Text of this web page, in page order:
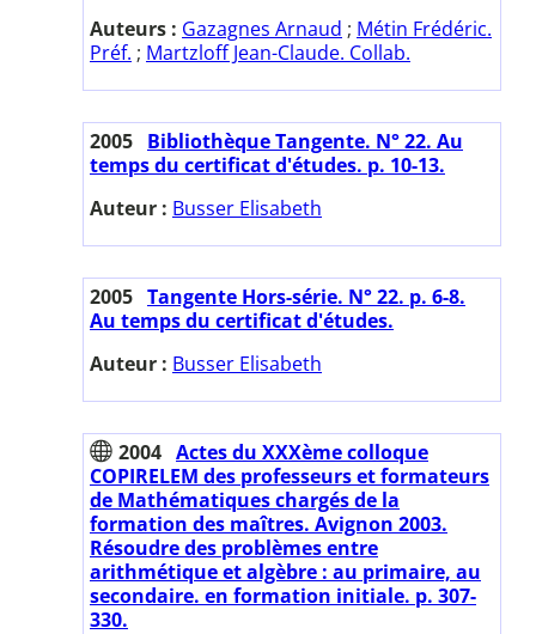
Auteurs : Gazagnes Arnaud ; Métin Frédéric.
Préf. ; Martzloff Jean-Claude. Collab.
2005 Bibliothèque Tangente. N° 22. Au
temps du certificat d'études. p. 10-13.
Auteur : Busser Elisabeth
2005 Tangente Hors-série. N° 22. p. 6-8.
Au temps du certificat d'études.
Auteur : Busser Elisabeth
2004 Actes du XXXème colloque
COPIRELEM des professeurs et formateurs
de Mathématiques chargés de la
formation des maîtres. Avignon 2003.
Résoudre des problèmes entre
arithmétique et algèbre : au primaire, au
secondaire. en formation initiale. p. 307-
330.